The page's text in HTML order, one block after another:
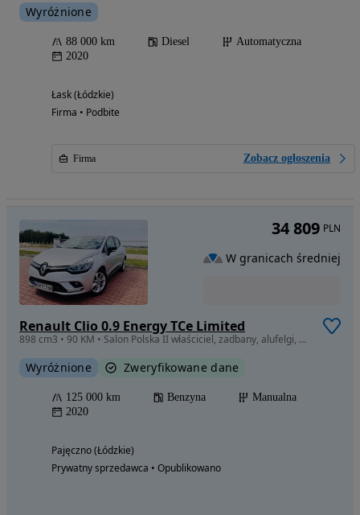
Wyróżnione
88 000 km Diesel
Automatyczna
2020
Łask (Łódzkie)
Firma • Podbite
Firma Zobacz ogłoszenia
Renault Clio 0.9 Energy TCe Limited
898 cm3 • 90 KM • Salon Polska II właściciel, zadbany, alufelgi, carplay, bezwypadkowy
Wyróżnione Zweryfikowane dane
125 000 km Benzyna
Manualna
2020
Pajęczno (Łódzkie)
Prywatny sprzedawca • Opublikowano
34 809 PLN
W granicach średniej